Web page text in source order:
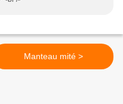
Manteau mité >